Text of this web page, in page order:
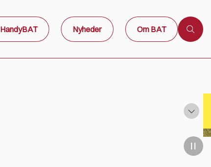
HandyBAT Nyheder Om BAT